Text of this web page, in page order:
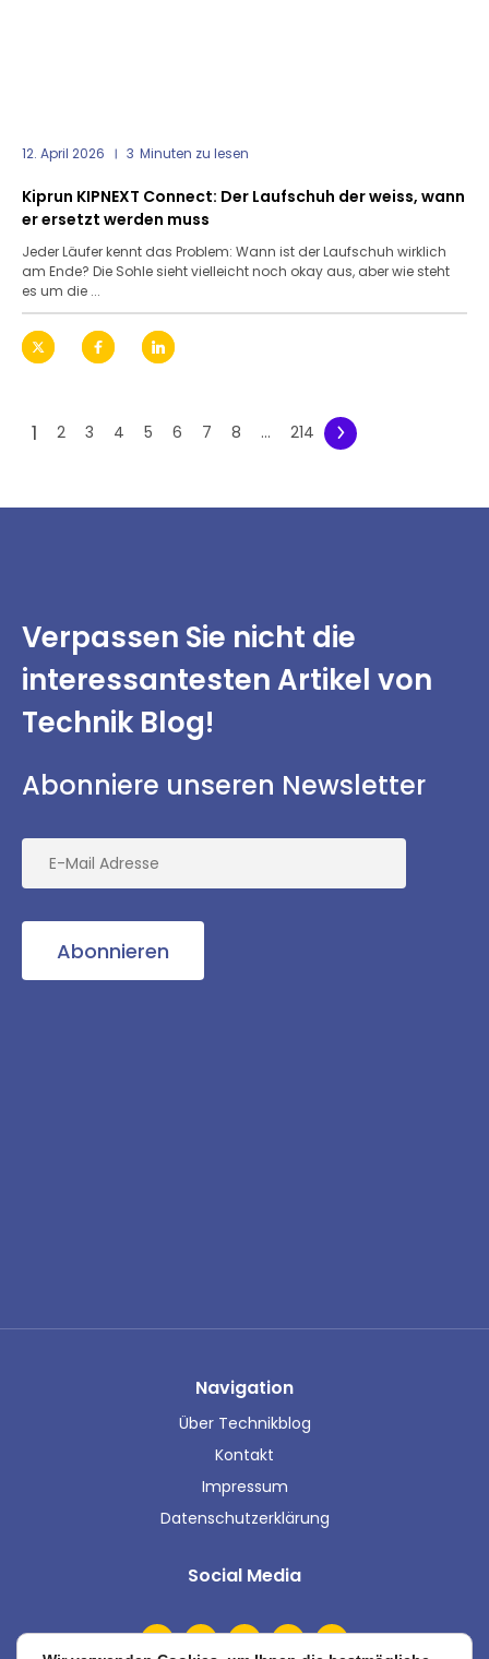
12. April 2026 3 Minuten zu lesen
Kiprun KIPNEXT Connect: Der Laufschuh der weiss, wann
er ersetzt werden muss
Jeder Läufer kennt das Problem: Wann ist der Laufschuh wirklich
am Ende? Die Sohle sieht vielleicht noch okay aus, aber wie steht
es um die ...
1 2 3 4 5 6 7 8 ... 214
Verpassen Sie nicht die
interessantestenArtikel von
Technik Blog!
Abonniere unseren Newsletter
Abonnieren
Navigation
Über Technikblog
Kontakt
Impressum
Datenschutzerklärung
Social Media